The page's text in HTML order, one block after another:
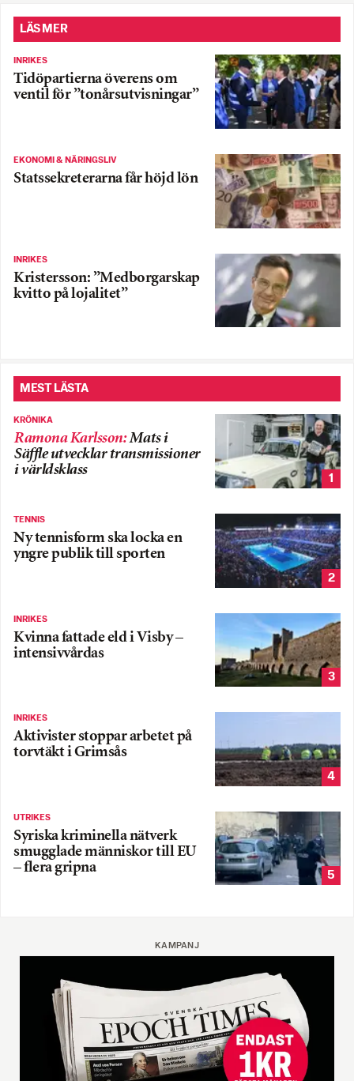
LÄS MER
INRIKES
Tidöpartierna överens om
ventil för ”tonårsutvisningar”
EKONOMI & NÄRINGSLIV
Statssekreterarna får höjd lön
INRIKES
Kristersson: ”Medborgarskap
kvitto på lojalitet”
MEST LÄSTA
KRÖNIKA
Ramona Karlsson:Mats i
Säffle utvecklar transmissioner
i världsklass
1
TENNIS
Ny tennisform ska locka en
yngre publik till sporten
2
INRIKES
Kvinna fattade eld i Visby –
intensivvårdas
3
INRIKES
Aktivister stoppar arbetet på
torvtäkt i Grimsås
4
UTRIKES
Syriska kriminella nätverk
smugglade människor till EU
– flera gripna
5
KAMPANJ